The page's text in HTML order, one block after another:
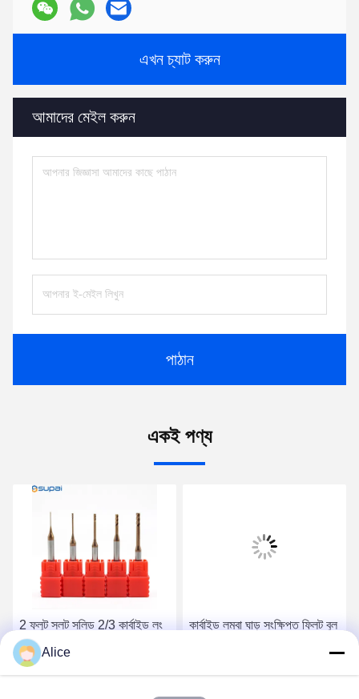
এখন চ্যাট করুন
আমাদের মেইল ​​করুন
পাঠান
একই পণ্য
2 ফ্লুট স্লট সলিড 2/3 কার্বাইড লং
নেক কাটার বল নজ শেষ মিল
কার্বাইড লম্বা ঘাড় সংক্ষিপ্ত ফ্লিট বুল
Alice